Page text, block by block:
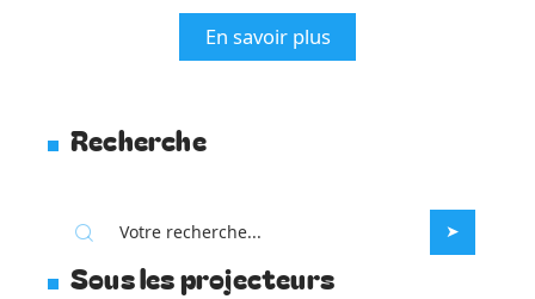
En savoir plus
Recherche
Sous les projecteurs